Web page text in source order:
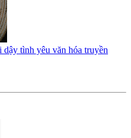
dậy tình yêu văn hóa truyền